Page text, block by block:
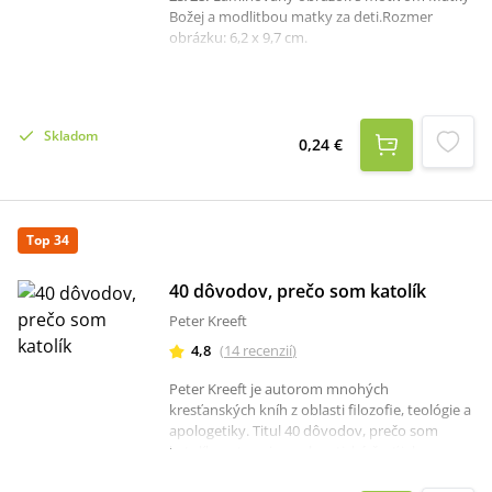
Božej a modlitbou matky za deti.Rozmer
obrázku: 6,2 x 9,7 cm.
Skladom 0,24 €
Top 34
40 dôvodov, prečo som katolík
Peter Kreeft
4,8 (14 recenzií)
Peter Kreeft je autorom mnohých
kresťanských kníh z oblasti filozofie, teológie a
apologetiky. Titul 40 dôvodov, prečo som
katolík zastupuje apologetickú časť jeho